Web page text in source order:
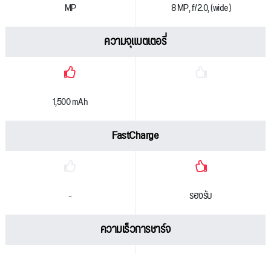
MP 8 MP, f/2.0, (wide)
ความจุแบตเตอรี่
1,500 mAh
FastCharge
- รองรับ
ความเร็วการชาร์จ